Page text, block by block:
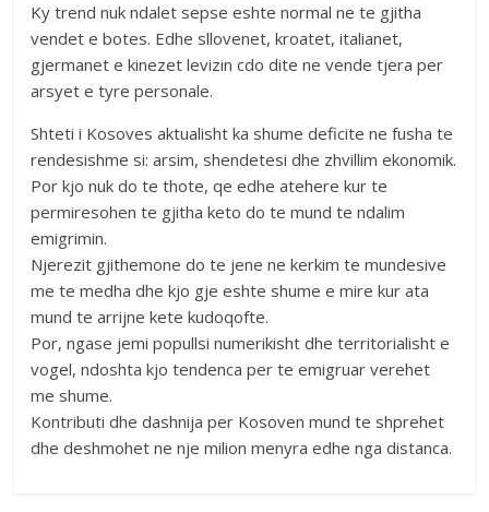
Ky trend nuk ndalet sepse eshte normal ne te gjitha
vendet e botes. Edhe sllovenet, kroatet, italianet,
gjermanet e kinezet levizin cdo dite ne vende tjera per
arsyet e tyre personale.
Shteti i Kosoves aktualisht ka shume deficite ne fusha te
rendesishme si: arsim, shendetesi dhe zhvillim ekonomik.
Por kjo nuk do te thote, qe edhe atehere kur te
permiresohen te gjitha keto do te mund te ndalim
emigrimin.
Njerezit gjithemone do te jene ne kerkim te mundesive
me te medha dhe kjo gje eshte shume e mire kur ata
mund te arrijne kete kudoqofte.
Por, ngase jemi popullsi numerikisht dhe territorialisht e
vogel, ndoshta kjo tendenca per te emigruar verehet
me shume.
Kontributi dhe dashnija per Kosoven mund te shprehet
dhe deshmohet ne nje milion menyra edhe nga distanca.